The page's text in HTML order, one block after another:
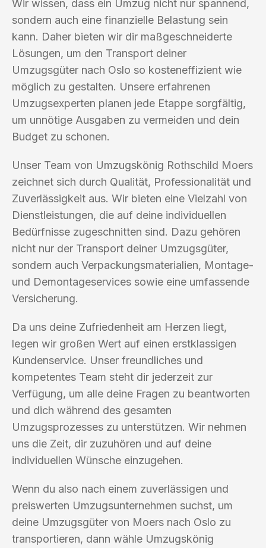
Wir wissen, dass ein Umzug nicht nur spannend,
sondern auch eine finanzielle Belastung sein
kann. Daher bieten wir dir maßgeschneiderte
Lösungen, um den Transport deiner
Umzugsgüter nach Oslo so kosteneffizient wie
möglich zu gestalten. Unsere erfahrenen
Umzugsexperten planen jede Etappe sorgfältig,
um unnötige Ausgaben zu vermeiden und dein
Budget zu schonen.
Unser Team von Umzugskönig Rothschild Moers
zeichnet sich durch Qualität, Professionalität und
Zuverlässigkeit aus. Wir bieten eine Vielzahl von
Dienstleistungen, die auf deine individuellen
Bedürfnisse zugeschnitten sind. Dazu gehören
nicht nur der Transport deiner Umzugsgüter,
sondern auch Verpackungsmaterialien, Montage-
und Demontageservices sowie eine umfassende
Versicherung.
Da uns deine Zufriedenheit am Herzen liegt,
legen wir großen Wert auf einen erstklassigen
Kundenservice. Unser freundliches und
kompetentes Team steht dir jederzeit zur
Verfügung, um alle deine Fragen zu beantworten
und dich während des gesamten
Umzugsprozesses zu unterstützen. Wir nehmen
uns die Zeit, dir zuzuhören und auf deine
individuellen Wünsche einzugehen.
Wenn du also nach einem zuverlässigen und
preiswerten Umzugsunternehmen suchst, um
deine Umzugsgüter von Moers nach Oslo zu
transportieren, dann wähle Umzugskönig